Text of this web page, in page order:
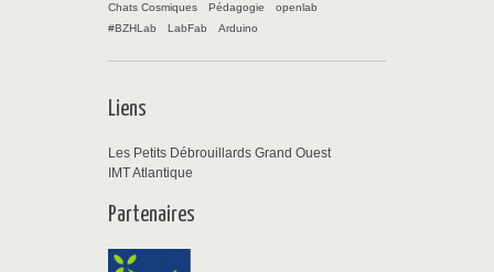
Chats Cosmiques
Pédagogie
openlab
#BZHLab
LabFab Arduino
Liens
Les Petits Débrouillards Grand Ouest
IMT Atlantique
Partenaires